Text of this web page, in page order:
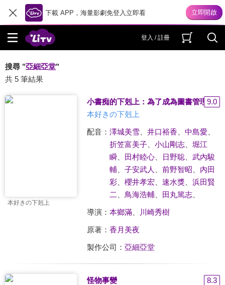
下載 APP，海量影劇免登入立即看
登入 / 註冊
搜尋 "亞細亞堂"
共 5 筆結果
本好きの下剋上
小書痴的下剋上：為了成為圖書管理員不
9.0
本好きの下剋上
配音： 澤城美雪、 井口裕香 中島愛
折笠富美子、 小山剛志、 堀江
瞬、 田村睦心、 日野聡
武內駿
輔、 子安武人 前野智昭
內田
彩、 櫻井孝宏 速水獎、 浜田賢
二
鳥海浩輔、 田丸篤志、
導演： 本鄉滿、 川崎秀樹
原著： 香月美夜
製作公司： 亞細亞堂
怪物事變
8.3